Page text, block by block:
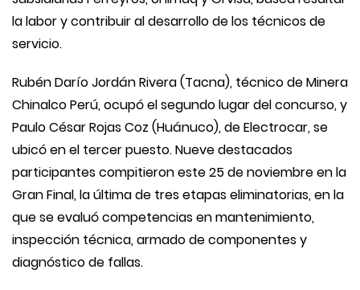
la labor y contribuir al desarrollo de los técnicos de
servicio.
Rubén Darío Jordán Rivera (Tacna), técnico de Minera
Chinalco Perú, ocupó el segundo lugar del concurso, y
Paulo César Rojas Coz (Huánuco), de Electrocar, se
ubicó en el tercer puesto. Nueve destacados
participantes compitieron este 25 de noviembre en la
Gran Final, la última de tres etapas eliminatorias, en la
que se evaluó competencias en mantenimiento,
inspección técnica, armado de componentes y
diagnóstico de fallas.